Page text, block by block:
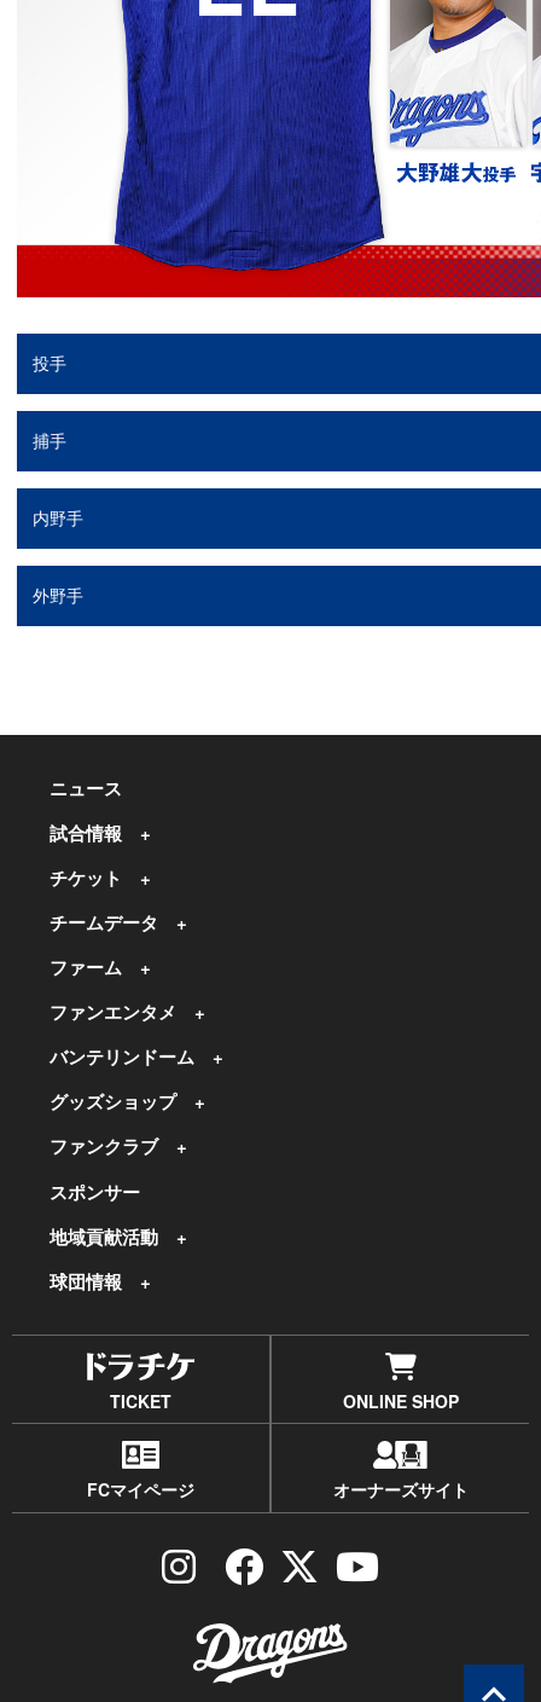
投手
捕手
内野手
外野手
ニュース
試合情報
チケット
チームデータ
ファーム
ファンエンタメ
バンテリンドーム
グッズショップ
ファンクラブ
スポンサー
地域貢献活動
球団情報
TICKET ONLINE SHOP
FCマイページ オーナーズサイト